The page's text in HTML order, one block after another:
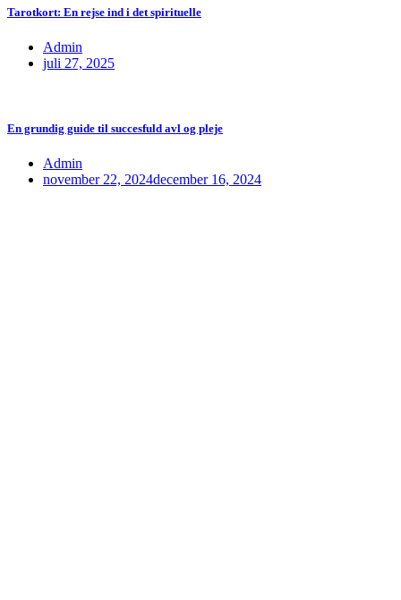
Tarotkort: En rejse ind i det spirituelle
Admin
juli 27, 2025
En grundig guide til succesfuld avl og pleje
Admin
november 22, 2024december 16, 2024